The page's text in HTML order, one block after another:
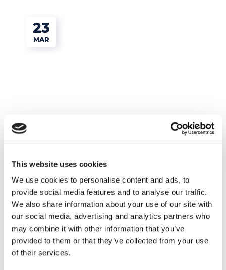
This website uses cookies
We use cookies to personalise content and ads, to
provide social media features and to analyse our traffic.
We also share information about your use of our site with
our social media, advertising and analytics partners who
may combine it with other information that you’ve
provided to them or that they’ve collected from your use
of their services.
23
MAR
Tips e Curiosità
Fun VS Funny: tutto ciò che devi sapere
READ MORE